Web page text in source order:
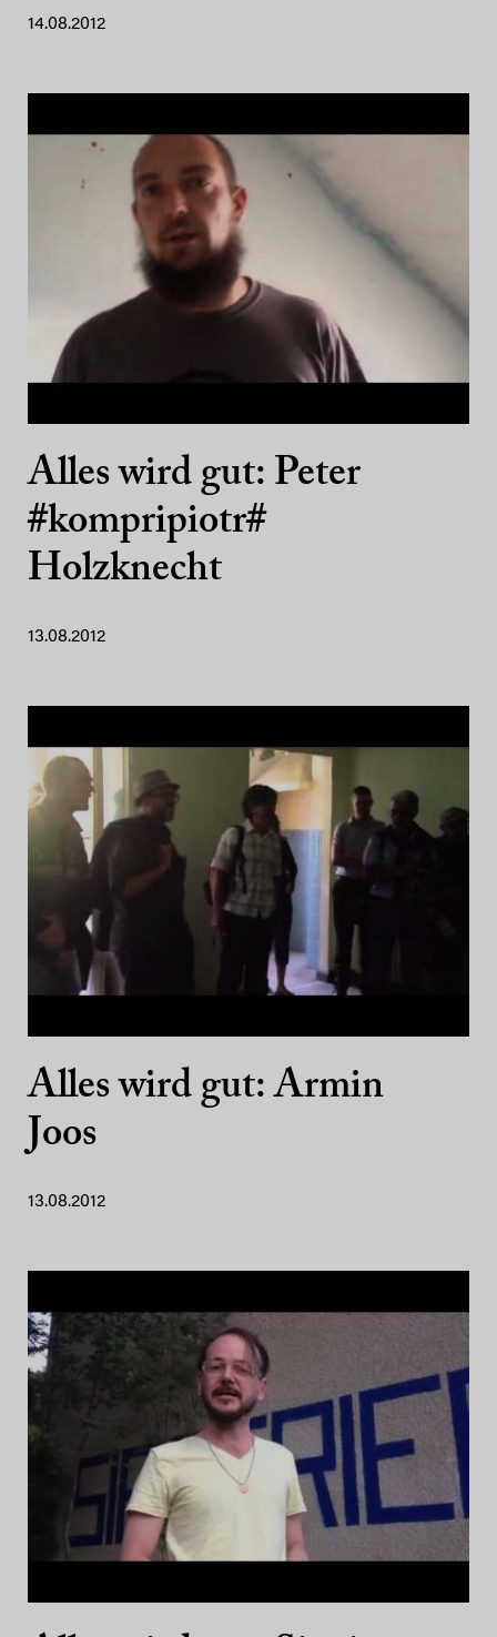
14.08.2012
Alles wird gut: Peter
#kompripiotr#
Holzknecht
13.08.2012
Alles wird gut: Armin
Joos
13.08.2012